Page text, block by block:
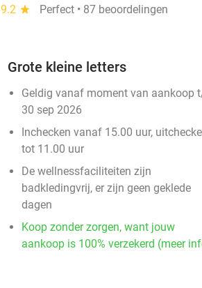
9.2 star
Perfect • 87 beoordelingen
Grote kleine letters
Geldig vanaf moment van aankoop
30 sep 2026
Inchecken vanaf 15.00 uur,
tot 11.00 uur
De wellnessfaciliteiten zijn
badkledingvrij, er zijn geen geklede
dagen
Koop zonder zorgen, want jouw
aankoop is 100% verzekerd (meer